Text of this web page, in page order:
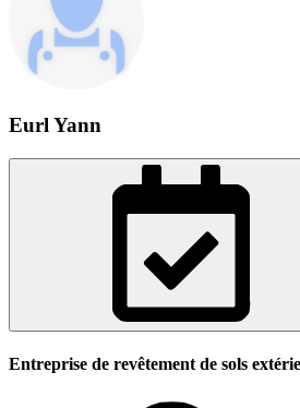
Eurl Yann
Entreprise de revêtement de sols